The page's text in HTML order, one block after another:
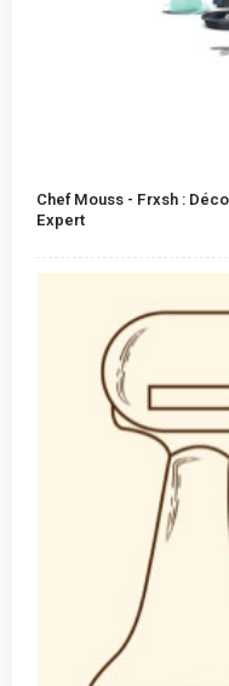
Chef Mouss - Frxsh :
Expert